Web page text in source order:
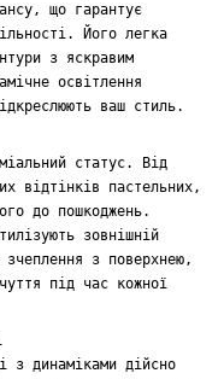
що гарантує
Його легка
з яскравим
освітлення
ваш стиль.
статус. Від
відтінків пастельних,
до пошкоджень.
зовнішній
з поверхнею,
під час кожної
з динаміками дійсно